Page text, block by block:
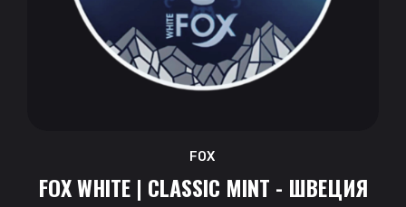
FOX
FOX WHITE | CLASSIC MINT - ШВЕЦИЯ